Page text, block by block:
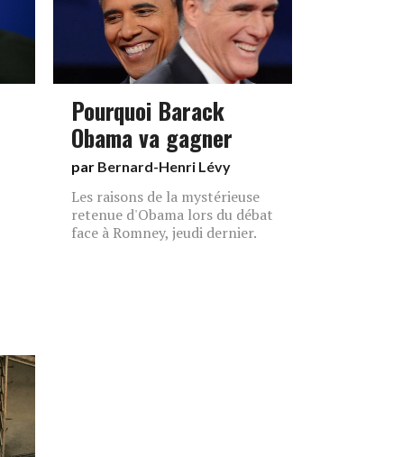
Pourquoi Barack
Obama va gagner
par Bernard-Henri Lévy
Les raisons de la mystérieuse
retenue d'Obama lors du débat
face à Romney, jeudi dernier.